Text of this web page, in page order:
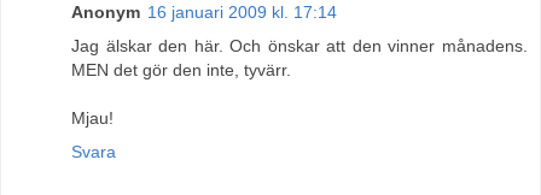
Anonym 16 januari 2009 kl. 17:14
Jag älskar den här. Och önskar att den vinner månadens.
MEN det gör den inte, tyvärr.
Mjau!
Svara